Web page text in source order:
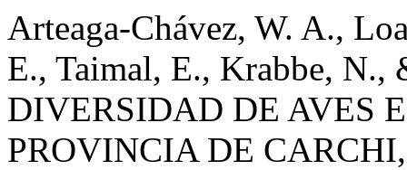
Arteaga-Chávez, W. A.,
E., Taimal, E., Krabbe, N.,
DIVERSIDAD DE AVES
PROVINCIA DE